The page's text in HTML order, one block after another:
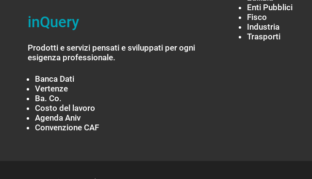
inQuery
Prodotti e servizi pensati e sviluppati per ogni
esigenza professionale.
Banca Dati
Vertenze
Ba. Co.
Costo del lavoro
Agenda Aniv
Convenzione CAF
Enti Pubblici
Fisco
Industria
Trasporti